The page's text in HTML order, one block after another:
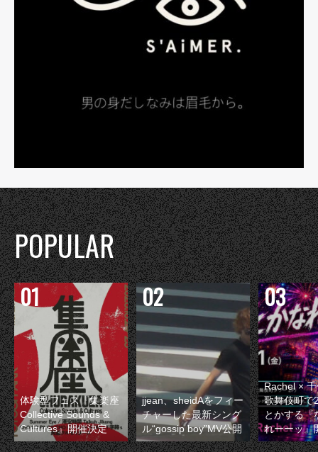
POPULAR
体験型フェス『集楽座
Collective Sounds &
Cultures』開催決定
jjean、sheidAをフィー
チャーした最新シング
ル“gossip boy”MV公開
Rachel ×
歌舞伎町で
とかする『
れーーッ』